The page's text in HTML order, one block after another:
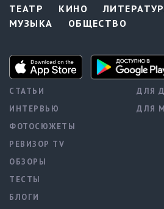
ТЕАТР КИНО
МУЗЫКА
ОБЩЕСТВО
СТАТЬИ
ИНТЕРВЬЮ
ФОТОСЮЖЕТЫ
РЕВИЗОР TV
ОБЗОРЫ
ТЕСТЫ
БЛОГИ
ДЛЯ
ДЛЯ